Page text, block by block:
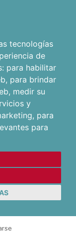
tecnologías
de
para habilitar
, para brindar
, medir su
y
, para
para